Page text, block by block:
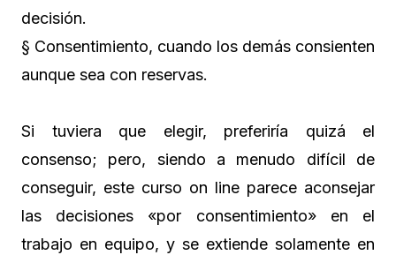
decisión.
§ Consentimiento, cuando los demás consienten
aunque sea con reservas.
Si tuviera que elegir, preferiría quizá el
consenso; pero, siendo a menudo difícil de
conseguir, este curso on line parece aconsejar
las decisiones «por consentimiento» en el
trabajo en equipo, y se extiende solamente en